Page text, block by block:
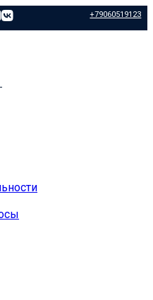
+79060519123